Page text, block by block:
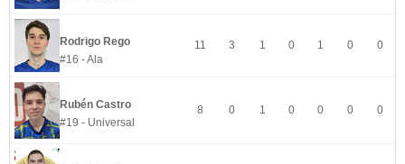
Rodrigo Rego
#16 - Ala
11 3 1 0 1 0 0
Rubén Castro
#19 - Universal
8 0 1 0 0 0 0